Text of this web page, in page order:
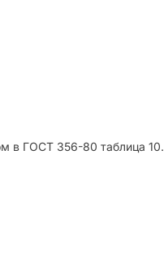
в ГОСТ 356-80 таблица 10.